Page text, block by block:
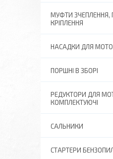
МУФТИ ЗЧЕПЛЕННЯ,
КРІПЛЕННЯ
НАСАДКИ ДЛЯ
ПОРШНІ В ЗБОРІ
РЕДУКТОРИ ДЛЯ
КОМПЛЕКТУЮЧІ
САЛЬНИКИ
СТАРТЕРИ